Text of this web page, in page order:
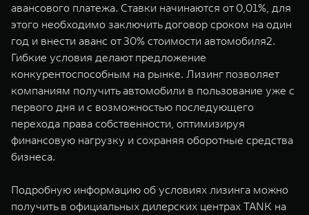
авансового платежа. Ставки начинаются от 0,01%, для
этого необходимо заключить договор сроком на один
год и внести аванс от 30% стоимости автомобиля2.
Гибкие условия делают предложение
конкурентоспособным на рынке. Лизинг позволяет
компаниям получить автомобили в пользование уже с
первого дня и с возможностью последующего
перехода права собственности, оптимизируя
финансовую нагрузку и сохраняя оборотные средства
бизнеса.
Подробную информацию об условиях лизинга можно
получить в официальных дилерских центрах TANK на